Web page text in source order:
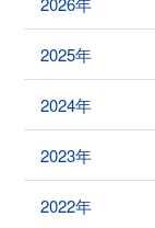
2025年
2024年
2023年
2022年